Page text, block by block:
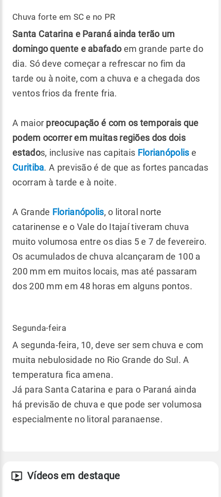
Chuva forte em SC e no PR
Santa Catarina e Paraná ainda terão um
domingo quente e abafadoem grande parte do
dia. Só deve começar a refrescar no fim da
tarde ou à noite, com a chuva e a chegada dos
ventos frios da frente fria.
A maior preocupação é com os temporais que
podem ocorrer em muitas regiões dos dois
estados, inclusive nas capitais Florianópolise
Curitiba. A previsão é de que as fortes pancadas
ocorram à tarde e à noite.
A Grande Florianópolis, o litoral norte
catarinense e o Vale do Itajaí tiveram chuva
muito volumosa entre os dias 5 e 7 de fevereiro.
Os acumulados de chuva alcançaram de 100 a
200 mm em muitos locais, mas até passaram
dos 200 mm em 48 horas em alguns pontos.
Segunda-feira
A segunda-feira, 10, deve ser sem chuva e com
muita nebulosidade no Rio Grande do Sul. A
temperatura fica amena.
Já para Santa Catarina e para o Paraná ainda
há previsão de chuva e que pode ser volumosa
especialmente no litoral paranaense.
Vídeos em destaque